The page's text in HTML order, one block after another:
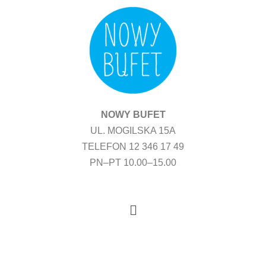
NOWY BUFET
UL. MOGILSKA 15A
TELEFON 12 346 17 49
PN–PT 10.00–15.00
Menu